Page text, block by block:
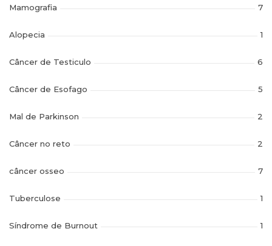
Mamografia 7
Alopecia 1
Câncer de Testiculo 6
Câncer de Esofago 5
Mal de Parkinson 2
Câncer no reto 2
câncer osseo 7
Tuberculose 1
Síndrome de Burnout 1